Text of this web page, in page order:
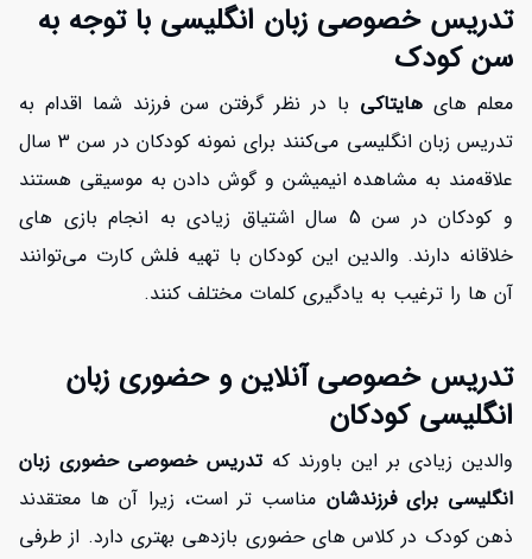
تدریس خصوصی زبان انگلیسی با توجه به
سن کودک
معلم های هایتاکی با در نظر گرفتن سن فرزند شما اقدام به
تدریس زبان انگلیسی می‌کنند برای نمونه کودکان در سن 3 سال
علاقه‌مند به مشاهده انیمیشن و گوش دادن به موسیقی هستند
و کودکان در سن 5 سال اشتیاق زیادی به انجام بازی های
خلاقانه دارند. والدین این کودکان با تهیه فلش کارت می‌توانند
آن ها را ترغیب به یادگیری کلمات مختلف کنند.
تدریس خصوصی آنلاین و حضوری زبان
انگلیسی کودکان
والدین زیادی بر این باورند کهتدریس خصوصی حضوری زبان
انگلیسی برای فرزندشان مناسب تر است، زیرا آن ها معتقدند
ذهن کودک در کلاس های حضوری بازدهی بهتری دارد. از طرفی